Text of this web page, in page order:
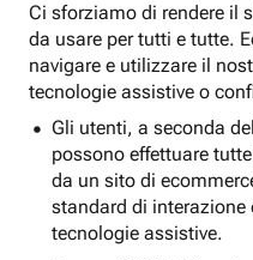
Ci sforziamo di rendere il
da usare per tutti e tutte.
navigare e utilizzare il
tecnologie assistive o
Gli utenti, a seconda
possono effettuare
da un sito di
standard di interazione
tecnologie assistive.